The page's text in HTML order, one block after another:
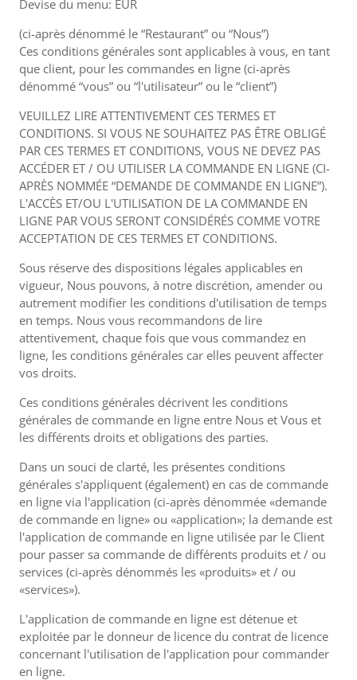
Devise du menu: EUR
(ci-après dénommé le “Restaurant” ou “Nous”)
Ces conditions générales sont applicables à vous, en tant
que client, pour les commandes en ligne (ci-après
dénommé “vous” ou “l'utilisateur” ou le “client”)
VEUILLEZ LIRE ATTENTIVEMENT CES TERMES ET
CONDITIONS. SI VOUS NE SOUHAITEZ PAS ÊTRE OBLIGÉ
PAR CES TERMES ET CONDITIONS, VOUS NE DEVEZ PAS
ACCÉDER ET / OU UTILISER LA COMMANDE EN LIGNE (CI-
APRÈS NOMMÉE “DEMANDE DE COMMANDE EN LIGNE”).
L'ACCÈS ET/OU L'UTILISATION DE LA COMMANDE EN
LIGNE PAR VOUS SERONT CONSIDÉRÉS COMME VOTRE
ACCEPTATION DE CES TERMES ET CONDITIONS.
Sous réserve des dispositions légales applicables en
vigueur, Nous pouvons, à notre discrétion, amender ou
autrement modifier les conditions d'utilisation de temps
en temps. Nous vous recommandons de lire
attentivement, chaque fois que vous commandez en
ligne, les conditions générales car elles peuvent affecter
vos droits.
Ces conditions générales décrivent les conditions
générales de commande en ligne entre Nous et Vous et
les différents droits et obligations des parties.
Dans un souci de clarté, les présentes conditions
générales s'appliquent (également) en cas de commande
en ligne via l'application (ci-après dénommée «demande
de commande en ligne» ou «application»; la demande est
l'application de commande en ligne utilisée par le Client
pour passer sa commande de différents produits et / ou
services (ci-après dénommés les «produits» et / ou
«services»).
L'application de commande en ligne est détenue et
exploitée par le donneur de licence du contrat de licence
concernant l'utilisation de l'application pour commander
en ligne.